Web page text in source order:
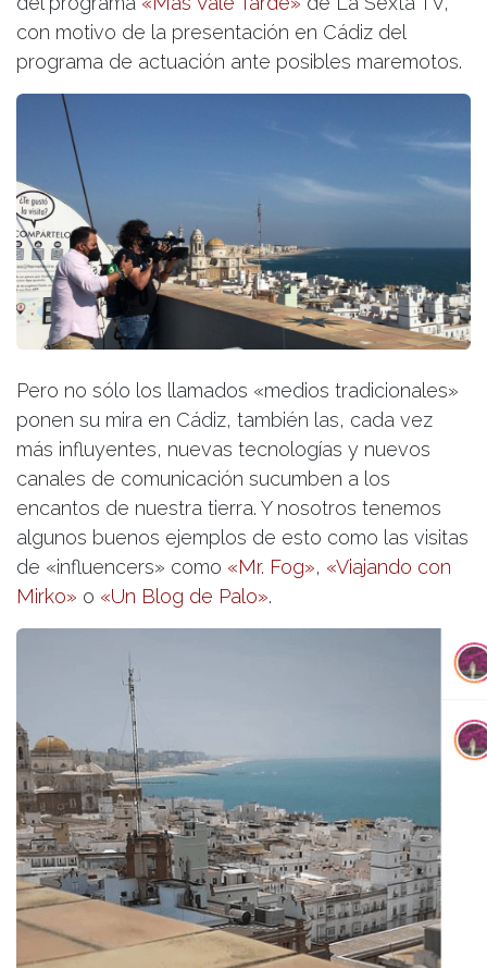
con motivo de la presentación en Cádiz del
programa de actuación ante posibles maremotos.
Pero no sólo los llamados «medios tradicionales»
ponen su mira en Cádiz, también las, cada vez
más influyentes, nuevas tecnologías y nuevos
canales de comunicación sucumben a los
encantos de nuestra tierra. Y nosotros tenemos
algunos buenos ejemplos de esto como las visitas
de «influencers» como «Mr. Fog», «Viajando con
Mirko» o «Un Blog de Palo».